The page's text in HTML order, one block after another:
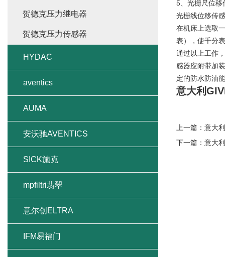
5、光栅尺位移
光栅线位移传
在机床上选取
表），使千分
通过以上工作
感器应附带加
定的防水防油
意大利
上一篇： 意大
下一篇： 意大
贺德克压力继电器
贺德克压力传感器
HYDAC
aventics
AUMA
安沃驰AVENTICS
SICK施克
mpfiltri翡翠
意尔创ELTRA
IFM易福门